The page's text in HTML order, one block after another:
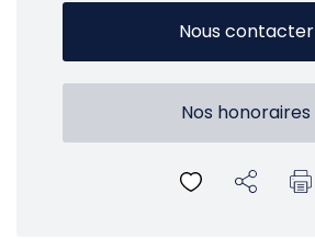
Nous contacter
Nos honoraires